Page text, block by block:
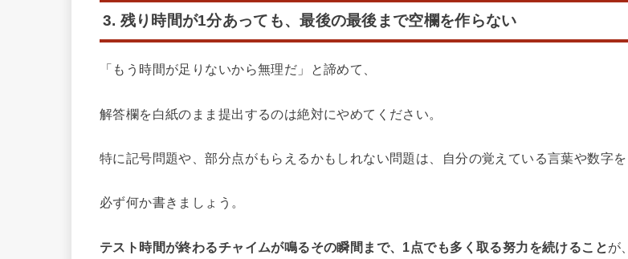
3. 残り時間が1分あっても、最後の最後まで空欄を作らない
「もう時間が足りないから無理だ」と諦めて、
解答欄を白紙のまま提出するのは絶対にやめてください。
特に記号問題や、部分点がもらえるかもしれない問題は、自分の覚えている言葉や数字を
必ず何か書きましょう。
テスト時間が終わるチャイムが鳴るその瞬間まで、1点でも多く取る努力を続けることが、